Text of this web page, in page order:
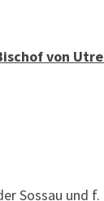
von
Sossau und